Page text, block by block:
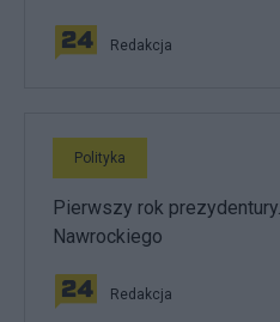
Redakcja
Polityka
Pierwszy rok
Nawrockiego
Redakcja